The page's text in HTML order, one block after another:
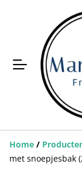
Home /
met snoepjesbak